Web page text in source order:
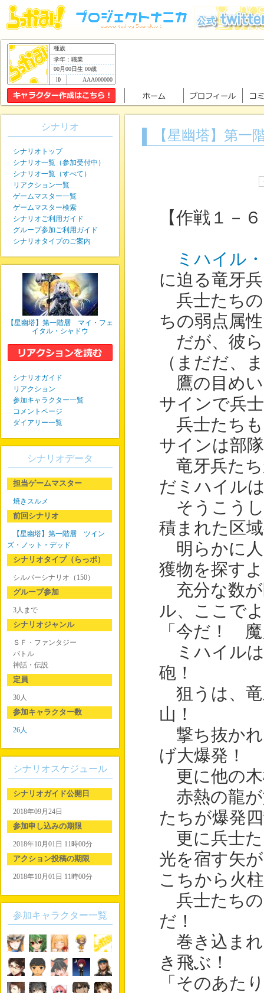
種族
学年：職業
00月00日生 00歳
AAA000000
【星幽塔】第
【作戦１－
ミハイル
に迫る竜牙
兵士たちの
ちの弱点属
だが、彼ら
（まだだ、
鷹の目めい
サインで兵
兵士たちも
サインは部
竜牙兵たち
だミハイル
そうこうし
積まれた区
明らかに人
獲物を探す
充分な数が
ル、ここで
「今だ！
ミハイルは
砲！
狙うは、竜
山！
撃ち抜かれ
げ大爆発！
更に他の木
赤熱の龍が
たちが爆発
更に兵士た
光を宿す矢
こちから火
兵士たちの
だ！
巻き込まれ
き飛ぶ！
「そのあた
シナリオ
シナリオトップ
シナリオ一覧（参加受付中）
シナリオ一覧（すべて）
リアクション一覧
ゲームマスター一覧
ゲームマスター検索
シナリオご利用ガイド
グループ参加ご利用ガイド
シナリオタイプのご案内
【星幽塔】第一階層 マイ・フェ
イタル・シャドウ
シナリオガイド
リアクション
参加キャラクター一覧
コメントページ
ダイアリー一覧
シナリオデータ
担当ゲームマスター
焼きスルメ
前回シナリオ
【星幽塔】第一階層 ツイン
ズ・ノット・デッド
シナリオタイプ（らっポ）
シルバーシナリオ（150）
グループ参加
3人まで
シナリオジャンル
ＳＦ・ファンタジー
バトル
神話・伝説
定員
30人
参加キャラクター数
26人
シナリオスケジュール
シナリオガイド公開日
2018年09月24日
参加申し込みの期限
2018年10月01日 11時00分
アクション投稿の期限
2018年10月01日 11時00分
参加キャラクター一覧